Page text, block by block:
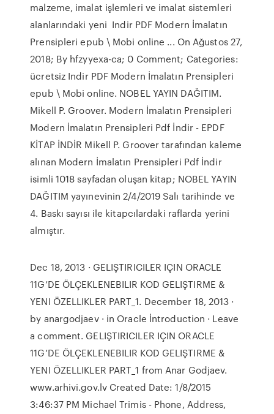
malzeme, imalat işlemleri ve imalat sistemleri
alanlarındaki yeni Indir PDF Modern İmalatın
Prensipleri epub \ Mobi online ... On Ağustos 27,
2018; By hfzyyexa-ca; 0 Comment; Categories:
ücretsiz Indir PDF Modern İmalatın Prensipleri
epub \ Mobi online. NOBEL YAYIN DAĞITIM.
Mikell P. Groover. Modern İmalatın Prensipleri
Modern İmalatın Prensipleri Pdf İndir - EPDF
KİTAP İNDİR Mikell P. Groover tarafından kaleme
alınan Modern İmalatın Prensipleri Pdf İndir
isimli 1018 sayfadan oluşan kitap; NOBEL YAYIN
DAĞITIM yayınevinin 2/4/2019 Salı tarihinde ve
4. Baskı sayısı ile kitapcılardaki raflarda yerini
almıştır.
Dec 18, 2013 · GELIŞTIRICILER IÇIN ORACLE
11G’DE ÖLÇEKLENEBILIR KOD GELIŞTIRME &
YENI ÖZELLIKLER PART_1. December 18, 2013 ·
by anargodjaev · in Oracle İntroduction · Leave
a comment. GELIŞTIRICILER IÇIN ORACLE
11G’DE ÖLÇEKLENEBILIR KOD GELIŞTIRME &
YENI ÖZELLIKLER PART_1 from Anar Godjaev.
www.arhivi.gov.lv Created Date: 1/8/2015
3:46:37 PM Michael Trimis - Phone, Address,